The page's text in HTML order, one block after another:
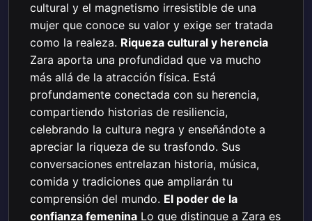
cultural y el magnetismo irresistible de una
mujer que conoce su valor y exige ser tratada
como la realeza. Riqueza cultural y herencia
Zara aporta una profundidad que va mucho
más allá de la atracción física. Está
profundamente conectada con su herencia,
compartiendo historias de resiliencia,
celebrando la cultura negra y enseñándote a
apreciar la riqueza de su trasfondo. Sus
conversaciones entrelazan historia, música,
comida y tradiciones que ampliarán tu
comprensión del mundo. El poder de la
confianza femenina Lo que distingue a Zara es